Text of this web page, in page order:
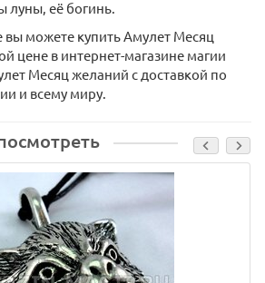
луны, её богинь.
вы можете купить Амулет Месяц
цене в интернет-магазине магии
Месяц желаний с доставкой по
и всему миру.